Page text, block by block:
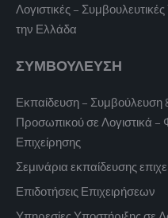
Λογιστικές –
την Ελλάδα
ΣΥΜΒΟΥΛΕΥΣΗ
Εκπαίδευση – Συμβούλευση
Προσωπικού σε Λογιστικά –
Επιχείρησης
Σεμινάρια εκπαίδευσης
Επιδοτήσεις Επιχειρήσεων